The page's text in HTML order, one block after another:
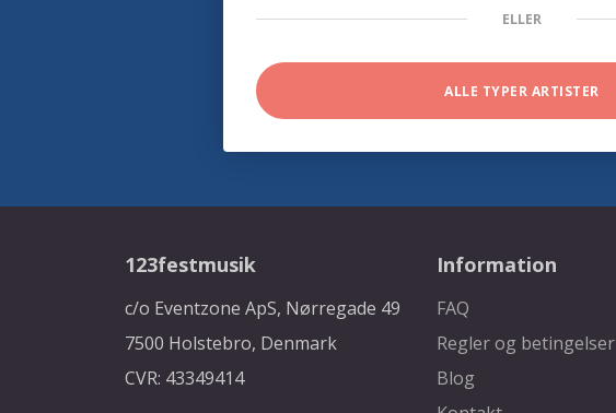
ELLER
ALLE TYPER ARTISTER
123festmusik
c/o Eventzone ApS, Nørregade 49
7500 Holstebro, Denmark
CVR: 43349414
Information
FAQ
Regler og betingelser
Blog